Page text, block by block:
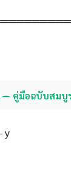
— คู่มือฉบับสมบู
y